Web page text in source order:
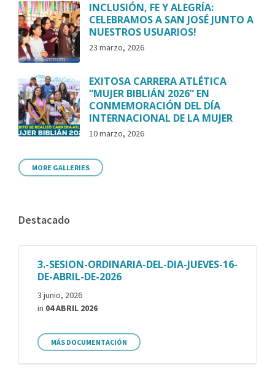
INCLUSIÓN, FE Y ALEGRÍA:
CELEBRAMOS A SAN JOSÉ JUNTO A
NUESTROS USUARIOS!
23 marzo, 2026
EXITOSA CARRERA ATLÉTICA
“MUJER BIBLIÁN 2026” EN
CONMEMORACIÓN DEL DÍA
INTERNACIONAL DE LA MUJER
10 marzo, 2026
MORE GALLERIES
Destacado
3.-SESION-ORDINARIA-DEL-DIA-JUEVES-16-
DE-ABRIL-DE-2026
3 junio, 2026
in 04 ABRIL 2026
MÁS DOCUMENTACIÓN